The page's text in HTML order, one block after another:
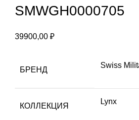
SMWGH0000705
39900,00 ₽
БРЕНД
Swiss
КОЛЛЕКЦИЯ
Lynx